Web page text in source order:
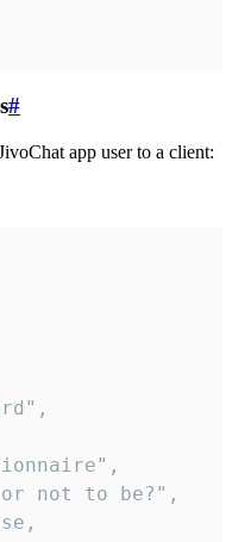
#
app user to a client: